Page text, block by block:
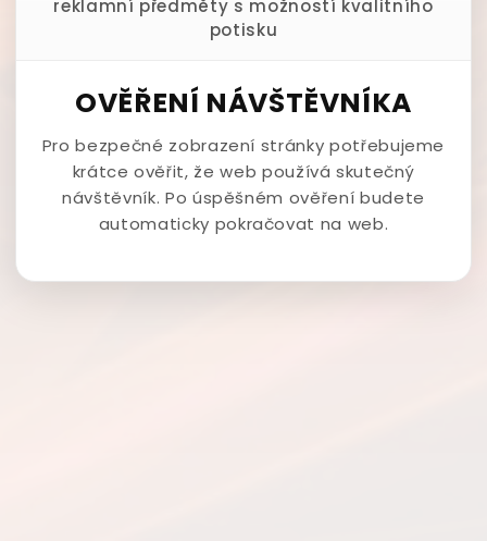
reklamní předměty s možností kvalitního
potisku
OVĚŘENÍ NÁVŠTĚVNÍKA
Pro bezpečné zobrazení stránky potřebujeme
krátce ověřit, že web používá skutečný
návštěvník. Po úspěšném ověření budete
automaticky pokračovat na web.